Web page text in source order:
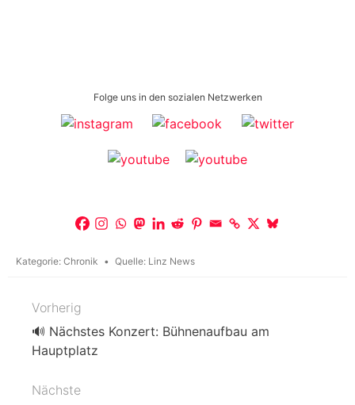
Folge uns in den sozialen Netzwerken
Kategorie: Chronik Quelle: Linz News
Beitragsnavigation
Vorherig
🔊 Nächstes Konzert: Bühnenaufbau am
Hauptplatz
Nächste